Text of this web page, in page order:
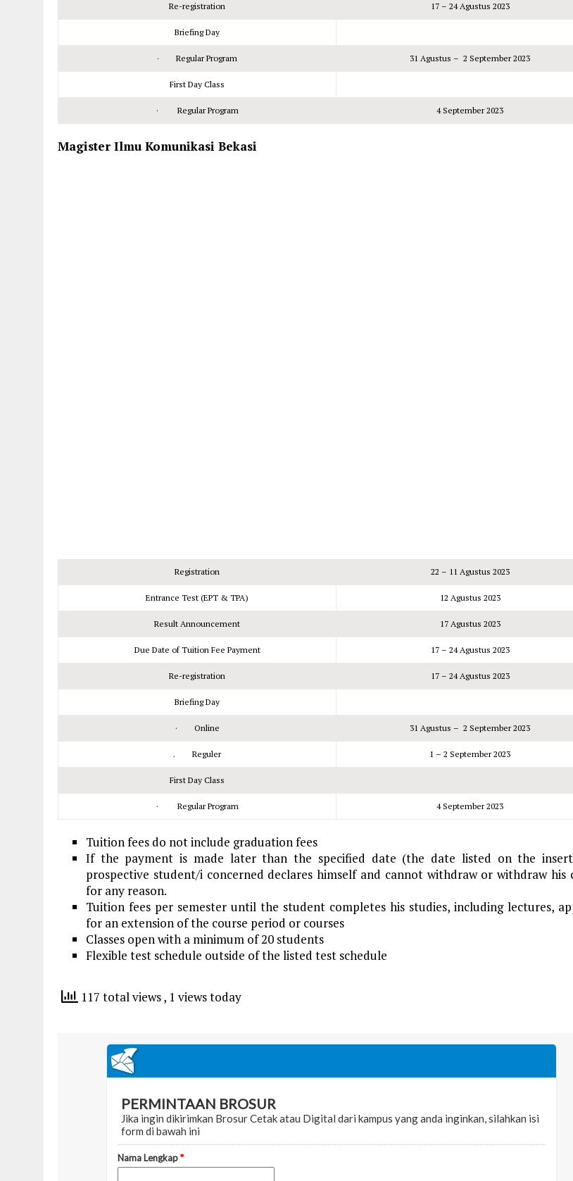
Re-registration 17 – 24 Agustus 2023
Briefing Day
· Regular Program 31 Agustus – 2 September 2023
First Day Class
· Regular Program 4 September 2023
Magister Ilmu Komunikasi Bekasi
Registration 22 – 11 Agustus 2023
Entrance Test (EPT & TPA) 12 Agustus 2023
Result Announcement 17 Agustus 2023
Due Date of Tuition Fee Payment 17 – 24 Agustus 2023
Re-registration 17 – 24 Agustus 2023
Briefing Day
· Online 31 Agustus – 2 September 2023
. Reguler 1 – 2 September 2023
First Day Class
· Regular Program 4 September 2023
Tuition fees do not include graduation fees
If the payment is made later than the specified date (the date listed on the
prospective student/i concerned declares himself and cannot withdraw or withdraw his
for any reason.
Tuition fees per semester until the student completes his studies, including lectures,
for an extension of the course period or courses
Classes open with a minimum of 20 students
Flexible test schedule outside of the listed test schedule
117 total views, 1 views today